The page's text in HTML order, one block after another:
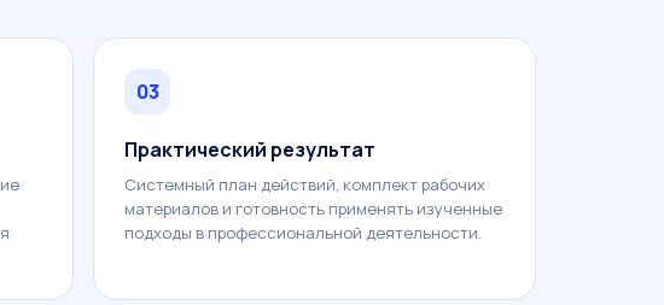
03
Практический результат
Системный план действий, комплект рабочих
материалов и готовность применять изученные
подходы в профессиональной деятельности.